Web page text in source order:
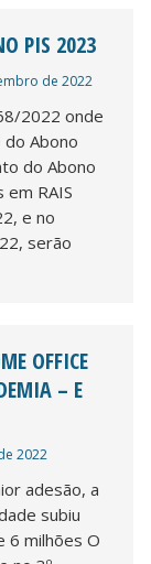
PIS 2023
de 2022
2022 onde
Abono
do Abono
RAIS
e no
serão
OFFICE
– E
2022
adesão, a
subiu
6 milhões O